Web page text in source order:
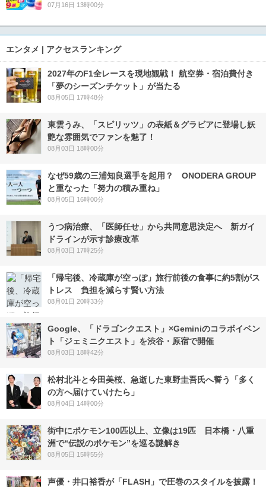
07月16日 13時00分
エンタメ | アクセスランキング
2027年のF1全レースを現地観戦！ 航空券・宿泊費付き
「夢のシーズンチケット」が当たる
08月05日 17時48分
東雲うみ、「スピリッツ」の表紙＆グラビアに登場し妖
艶な雰囲気でファンを魅了！
08月03日 18時00分
なぜ59歳の三浦知良選手を起用？ ONODERA GROUP
と重なった「努力の積み重ね」
08月05日 16時00分
うつ病治療、「医師任せ」から共同意思決定へ 新ガイ
ドラインが示す診療改革
08月03日 17時25分
「帰宅後、冷蔵庫が空っぽ」旅行前後の食事に約5割がス
トレス 負担を減らす賢い方法
08月01日 20時33分
Google、「ドラゴンクエスト」×Geminiのコラボイベン
ト「ジェミニクエスト」を渋谷・原宿で開催
08月03日 18時42分
松村北斗と今田美桜、急逝した東野圭吾氏へ誓う「多く
の方へ届けていけたら」
08月04日 14時00分
街中にポケモン100匹以上、立像は19匹 日本橋・八重
洲で“伝説のポケモン”を巡る謎解き
08月05日 15時55分
声優・井口裕香が「FLASH」で圧巻のスタイルを披露！